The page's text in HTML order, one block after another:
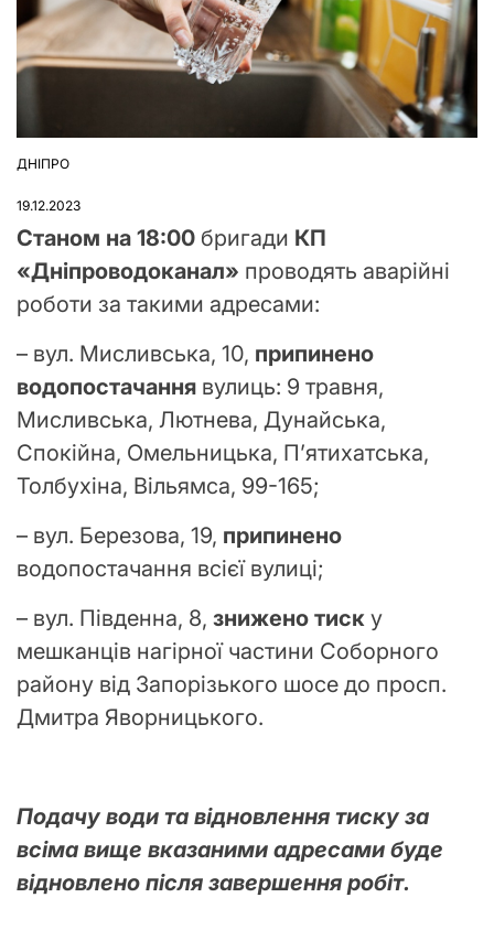
ОПУБЛІКУВАТИ
ДНІПРО
19.12.2023
Станом на 18:00 бригади КП
«Дніпроводоканал» проводять аварійні
роботи за такими адресами:
– вул. Мисливська, 10, припинено
водопостачання вулиць: 9 травня,
Мисливська, Лютнева, Дунайська,
Спокійна, Омельницька, Пʼятихатська,
Толбухіна, Вільямса, 99-165;
– вул. Березова, 19, припинено
водопостачання всієї вулиці;
– вул. Південна, 8, знижено тиск у
мешканців нагірної частини Соборного
району від Запорізького шосе до просп.
Дмитра Яворницького.
Подачу води та відновлення тиску за
всіма вище вказаними адресами буде
відновлено після завершення робіт.